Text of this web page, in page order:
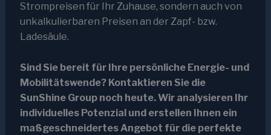
Strompreisen für Ihr Zuhause, sondern auch von
unkalkulierbaren Preisen an der Zapf- bzw.
Ladesäule.
Sind Sie bereit für Ihre persönliche Energie- und
Mobilitätswende? Kontaktieren Sie die
SunShine Group noch heute. Wir analysieren Ihr
individuelles Potenzial und erstellen Ihnen ein
maßgeschneidertes Angebot für die perfekte